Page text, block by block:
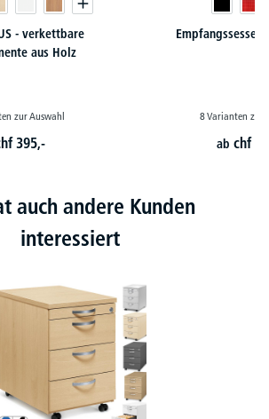
- verkettbare
aus Holz
zur Auswahl
395,-
Empfangssessel
8 Varianten zur
abchf
auch andere Kunden
interessiert